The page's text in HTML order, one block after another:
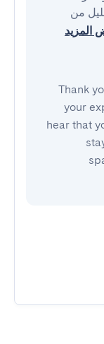
المزيد
Thank
your
hear that